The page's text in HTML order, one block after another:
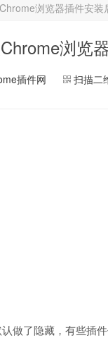
浏览器插件安装
浏览
插件网
扫描二
做了隐藏，有些插